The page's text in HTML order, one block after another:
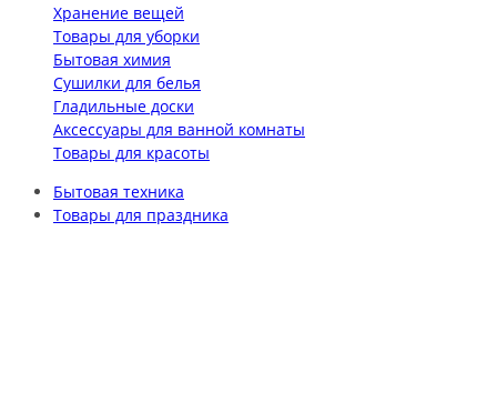
Хранение вещей
Товары для уборки
Бытовая химия
Сушилки для белья
Гладильные доски
Аксессуары для ванной комнаты
Товары для красоты
Бытовая техника
Товары для праздника